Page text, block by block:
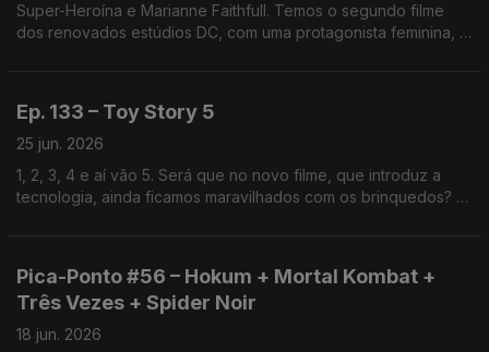
Super-Heroína e Marianne Faithfull. Temos o segundo filme
dos renovados estúdios DC, com uma protagonista feminina, e
Ep. 133 – Toy Story 5
25 jun. 2026
1, 2, 3, 4 e aí vão 5. Será que no novo filme, que introduz a
tecnologia, ainda ficamos maravilhados com os brinquedos? A
Pica-Ponto #56 – Hokum + Mortal Kombat +
Três Vezes + Spider Noir
18 jun. 2026